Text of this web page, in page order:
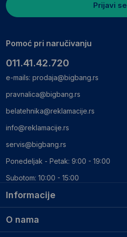
Informacije
O nama
Prijavi se
Pomoć pri naručivanju
011.41.42.720
e-mails: prodaja@bigbang.rs
pravnalica@bigbang.rs
belatehnika@reklamacije.rs
info@reklamacije.rs
servis@bigbang.rs
Ponedeljak - Petak: 9:00 - 19:00
Subotom: 10:00 - 15:00